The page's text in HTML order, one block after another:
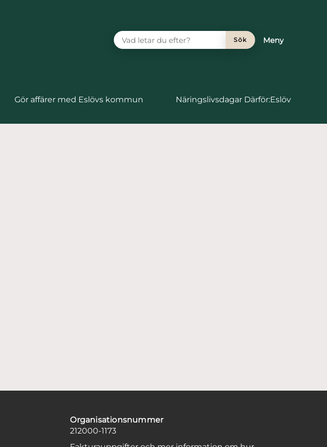
VAD LETAR DU EFTER?
Sök
Meny
Gör affärer med Eslövs kommun Näringslivsdagar Därför:Eslöv
Organisationsnummer
212000-1173